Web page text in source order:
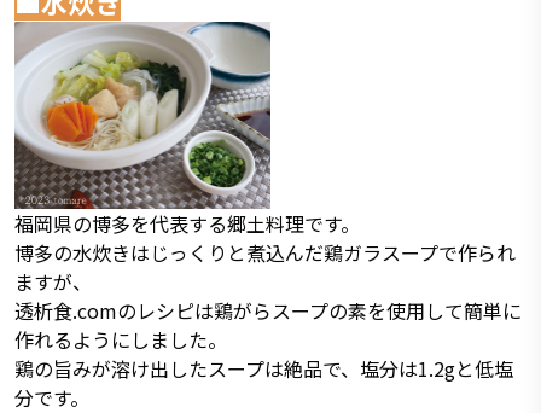
福岡県の博多を代表する郷土料理です。
博多の水炊きはじっくりと煮込んだ鶏ガラスープで作られ
ますが、
透析食.comのレシピは鶏がらスープの素を使用して簡単に
作れるようにしました。
鶏の旨みが溶け出したスープは絶品で、塩分は1.2gと低塩
分です。